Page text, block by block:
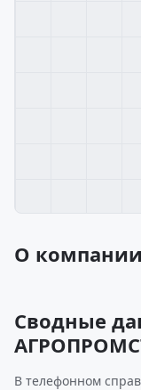
О компании
Сводные
В телефонном